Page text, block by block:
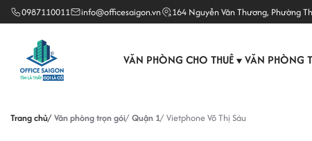
0987110011 info@officesaigon.vn 164 Nguyễn Văn Thương, Phường
VĂN PHÒNG CHO THUÊ ▼ VĂN PHÒNG
Trang chủ Văn phòng trọn gói Quận 1 Vietphone Võ Thị Sáu